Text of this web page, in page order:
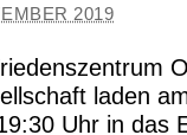
2019
laden
Uhr in das